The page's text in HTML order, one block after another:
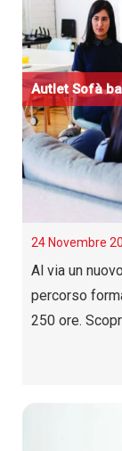
Autlet Sofà
24 Novembre
Al via un
percorso
250 ore.